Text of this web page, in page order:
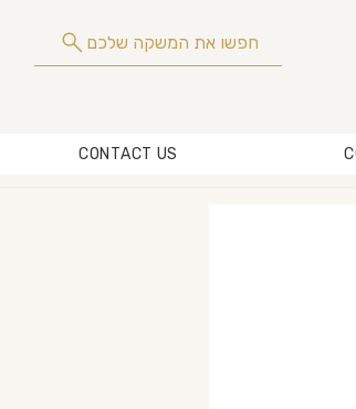
חפשו את המשקה שלכם
CONTACT US